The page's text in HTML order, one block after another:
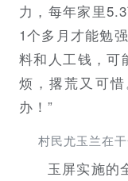
力，每年家里
1个多月才能勉
料和人工钱，可
烦，撂荒又可
办！”
村民尤玉兰在
玉屏实施的